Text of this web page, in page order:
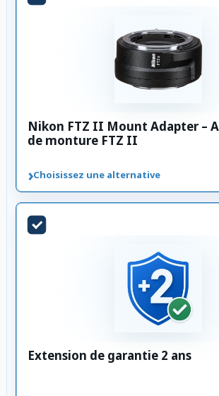
Nikon FTZ II Mount Adapter –
de monture FTZ II
›Choisissez une alternative
Extension de garantie 2 ans